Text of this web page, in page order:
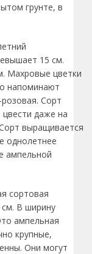
грунте, в
15 см.
Махровые цветки
напоминают
Сорт
даже на
выращивается
однолетнее
ампельной
сортовая
В ширину
ампельная
крупные,
Они могут